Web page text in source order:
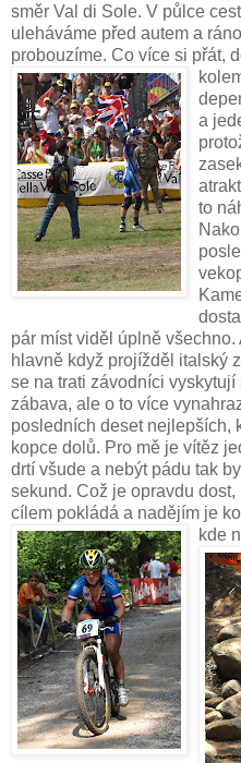
směr Val di Sole. V půlce
uleháváme před autem a
probouzíme. Co více si přát,
a
to
pár míst viděl úplně všechno.
hlavně když projížděl italský
se na trati závodníci
zábava, ale o to více
posledních deset nejlepších,
kopce dolů. Pro mě je vítěz
drtí všude a nebýt pádu tak
sekund. Což je opravdu
cílem pokládá a nadějím je
kde n